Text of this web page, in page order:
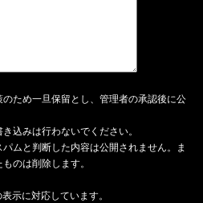
ため一旦保留とし、管理者の承認後に公
込みは行わないでください。
ムと判断した内容は公開されません。ま
のは削除します。
示に対応しています。